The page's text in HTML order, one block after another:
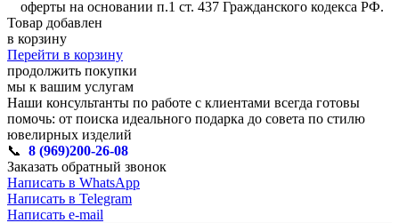
оферты на основании п.1 ст. 437 Гражданского кодекса РФ.
Товар добавлен
в корзину
Перейти в корзину
продолжить покупки
мы к вашим услугам
Наши консультанты по работе с клиентами всегда готовы
помочь: от поиска идеального подарка до совета по стилю
ювелирных изделий
📞 8 (969)200-26-08
Заказать обратный звонок
Написать в WhatsApp
Написать в Telegram
Написать e-mail